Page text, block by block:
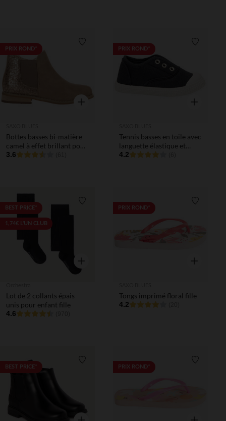
PRIX ROND* Liste de souhaits
Aperçu rapide
Bottes basses bi-matière
camel à effet brillant pour
enfant fille
3.6
PRIX ROND*
Aperçu
Tennis basses en toile avec
languette élastique et
œillets mixtes
4.2
BEST PRICE*
1,74€ L'UN CLUB
Liste de souhaits
Aperçu rapide
Lot de 2 collants épais
unis pour enfant fille
4.6
PRIX ROND*
Aperçu
Tongs imprimé floral fille
4.2
BEST PRICE* Liste de souhaits
Aperçu rapide
PRIX ROND*
Aperçu